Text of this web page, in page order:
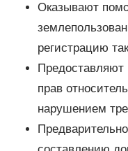
Оказывают
регистрацию
Предоставляют
прав
нарушением